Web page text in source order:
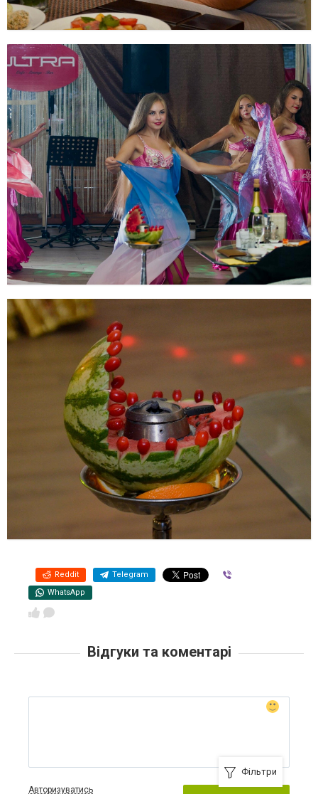
Reddit Telegram
WhatsApp
Відгуки та коментарі
Авторизуватись
Фільтри